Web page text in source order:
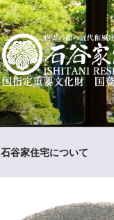
樹霊の
国指定重要文化財 国
石谷家住宅について